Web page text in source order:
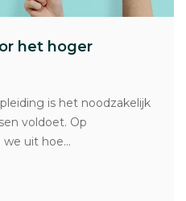
het hoger
is het noodzakelijk
voldoet. Op
uit hoe...